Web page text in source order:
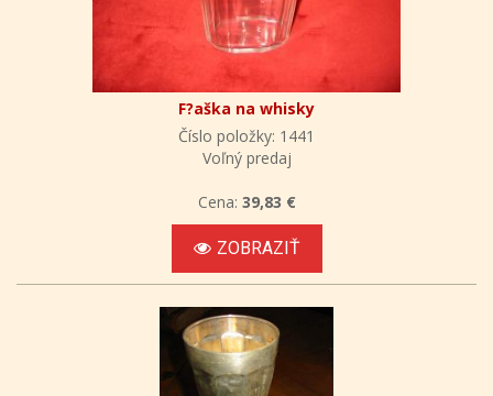
F?aška na whisky
Číslo položky: 1441
Voľný predaj
Cena: 39,83 €
ZOBRAZIŤ